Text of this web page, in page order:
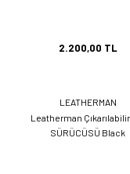
2.200,00 TL
LEATHERMAN
Leatherman
SÜRÜCÜSÜ Black